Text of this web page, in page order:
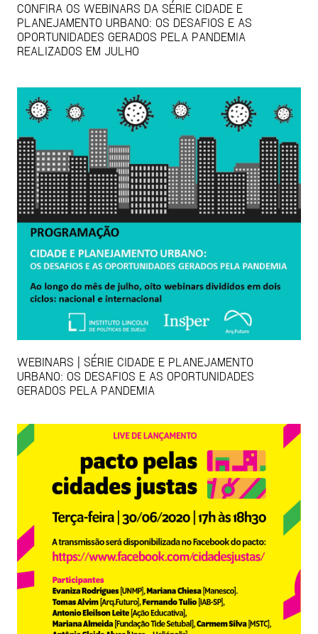
CONFIRA OS WEBINARS DA SÉRIE CIDADE E
PLANEJAMENTO URBANO: OS DESAFIOS E AS
OPORTUNIDADES GERADOS PELA PANDEMIA
REALIZADOS EM JULHO
WEBINARS | SÉRIE CIDADE E PLANEJAMENTO
URBANO: OS DESAFIOS E AS OPORTUNIDADES
GERADOS PELA PANDEMIA